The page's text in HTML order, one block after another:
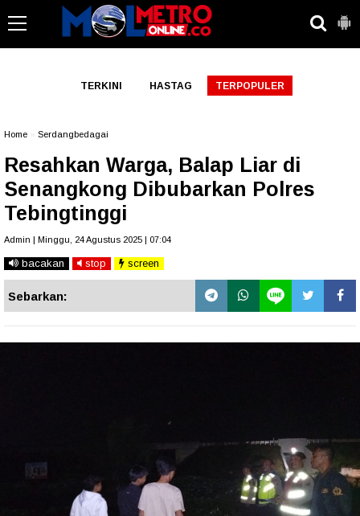
TERKINI HASTAG TERPOPULER
Home Serdangbedagai
Resahkan Warga, Balap Liar di
Senangkong Dibubarkan Polres
Tebingtinggi
Admin | Minggu, 24 Agustus 2025 | 07:04
bacakan stop screen
Sebarkan: